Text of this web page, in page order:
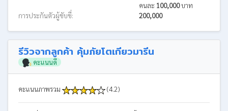
คนละ 100,000บาท
การประกันตัวผู้ขับขี่:
200,000
รีวิวจากลูกค้า คุ้มภัยโตเกียวมารีน
คะแนนดี
คะแนนภาพรวม (4.2)